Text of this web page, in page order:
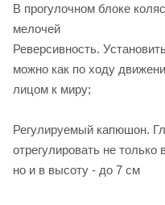
В прогулочном блоке
мелочей
Реверсивность.
можно как по ходу
лицом к миру;
Регулируемый капюшон.
отрегулировать не
но и в высоту - до 7 см